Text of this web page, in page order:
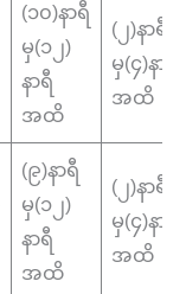
(၁၀)နာရီ
မှ(၁၂)
နာရီ
အထိ
(၂)နာရီ
မှ(၄)နာရီ
အထိ
(၉)နာရီ
မှ(၁၂)
နာရီ
အထိ
(၂)နာရီ
မှ(၄)နာရီ
အထိ